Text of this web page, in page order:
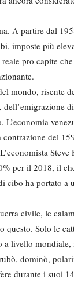
A partire dal
imposte più
pro capite
mondo, risente
del
per il 2018, il
ha portato a
civile, le
Solo le
livello
dominò,
durante i suoi